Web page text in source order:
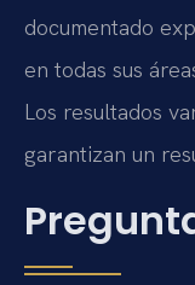
documentado
en todas sus
Los resultados
garantizan un